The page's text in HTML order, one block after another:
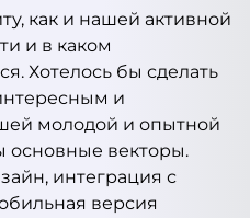
как и нашей активной
и в каком
Хотелось бы сделать
и
молодой и опытной
основные векторы.
интеграция с
версия